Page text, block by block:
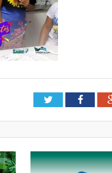
Twitter